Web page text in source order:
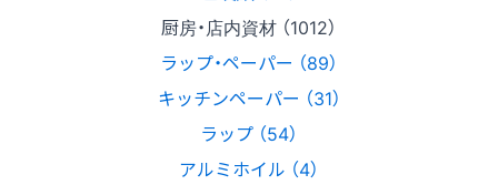
厨房・店内資材 （1012）
ラップ・ペーパー （89）
キッチンペーパー （31）
ラップ （54）
アルミホイル （4）